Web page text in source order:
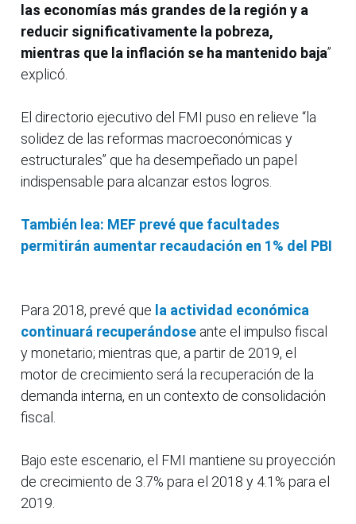
las economías más grandes de la región y a
reducir significativamente la pobreza,
mientras que la inflación se ha mantenido baja”
explicó.
El directorio ejecutivo del FMI puso en relieve “la
solidez de las reformas macroeconómicas y
estructurales” que ha desempeñado un papel
indispensable para alcanzar estos logros.
También lea: MEF prevé que facultades
permitirán aumentar recaudación en 1% del PBI
Para 2018, prevé que la actividad económica
continuará recuperándose ante el impulso fiscal
y monetario; mientras que, a partir de 2019, el
motor de crecimiento será la recuperación de la
demanda interna, en un contexto de consolidación
fiscal.
Bajo este escenario, el FMI mantiene su proyección
de crecimiento de 3.7% para el 2018 y 4.1% para el
2019.